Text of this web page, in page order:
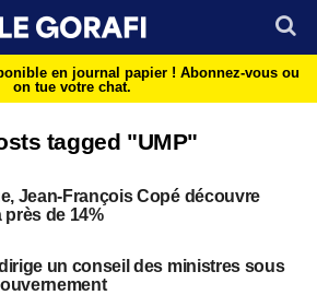
en journal papier ! Abonnez-vous ou
on tue votre chat.
tagged "UMP"
Jean-François Copé découvre
près de 14%
un conseil des ministres sous